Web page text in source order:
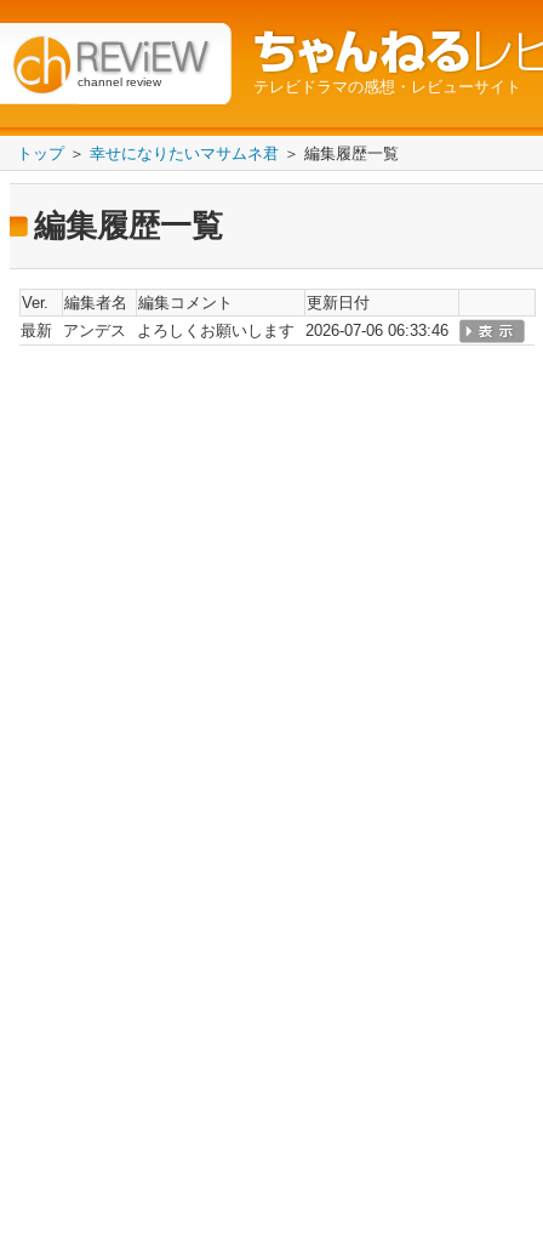
channel review テレビドラマの感想・レビューサイト
トップ＞ 幸せになりたいマサムネ君 ＞ 編集履歴一覧
編集履歴一覧
Ver. 編集者名 編集コメント
更新日付
最新
アンデス よろしくお願いします 2026-07-06 06:33:46